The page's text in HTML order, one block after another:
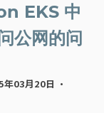
EKS 中
公网的问
年03月20日 ·